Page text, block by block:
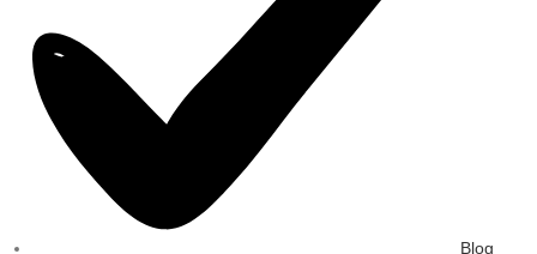
Blog